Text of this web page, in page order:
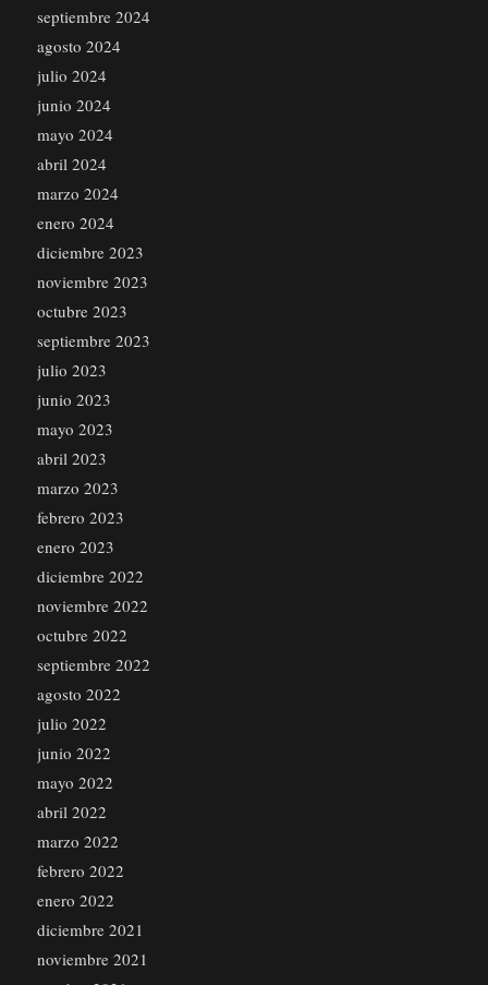
septiembre 2024
agosto 2024
julio 2024
junio 2024
mayo 2024
abril 2024
marzo 2024
enero 2024
diciembre 2023
noviembre 2023
octubre 2023
septiembre 2023
julio 2023
junio 2023
mayo 2023
abril 2023
marzo 2023
febrero 2023
enero 2023
diciembre 2022
noviembre 2022
octubre 2022
septiembre 2022
agosto 2022
julio 2022
junio 2022
mayo 2022
abril 2022
marzo 2022
febrero 2022
enero 2022
diciembre 2021
noviembre 2021